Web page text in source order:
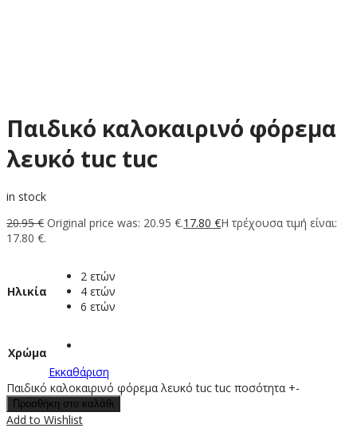
Παιδικό καλοκαιρινό φόρεμα
λευκό tuc tuc
in stock
20.95€ Original price was: 20.95 €.17.80 €Η τρέχουσα τιμή είναι:
17.80 €.
Ηλικία
2 ετών
4 ετών
6 ετών
Χρώμα
Εκκαθάριση
Παιδικό καλοκαιρινό φόρεμα λευκό tuc tuc ποσότητα +-
Προσθήκη στο καλάθι
Add to Wishlist